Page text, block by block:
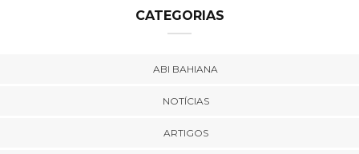
CATEGORIAS
ABI BAHIANA
NOTÍCIAS
ARTIGOS